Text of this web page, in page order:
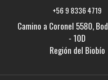
+56 9 8336 4719
Camino a Coronel 5580,
- 10D
Región del Biobío